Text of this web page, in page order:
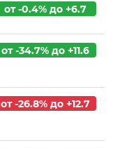
от -0.4% до +6.7
от -34.7% до +11.6
от -26.8% до +12.7